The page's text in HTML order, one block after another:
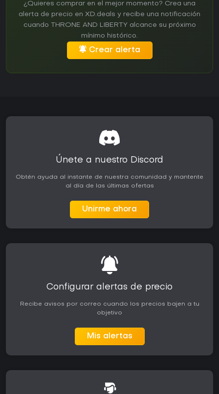
¿Quieres comprar en el mejor momento? Crea una
alerta de precio en XD.deals y recibe una notificación
cuando THRONE AND LIBERTY alcance su próximo
mínimo histórico.
Crear alerta
Únete a nuestro Discord
Obtén ayuda al instante de nuestra comunidad y mantente
al día de las últimas ofertas
Unirme ahora
Configurar alertas de precio
Recibe avisos por correo cuando los precios bajen a tu
objetivo
Mis alertas